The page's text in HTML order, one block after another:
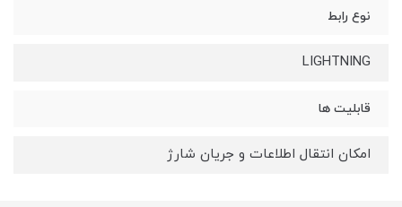
نوع رابط
LIGHTNING
قابلیت ها
امکان انتقال اطلاعات و جریان شارژ